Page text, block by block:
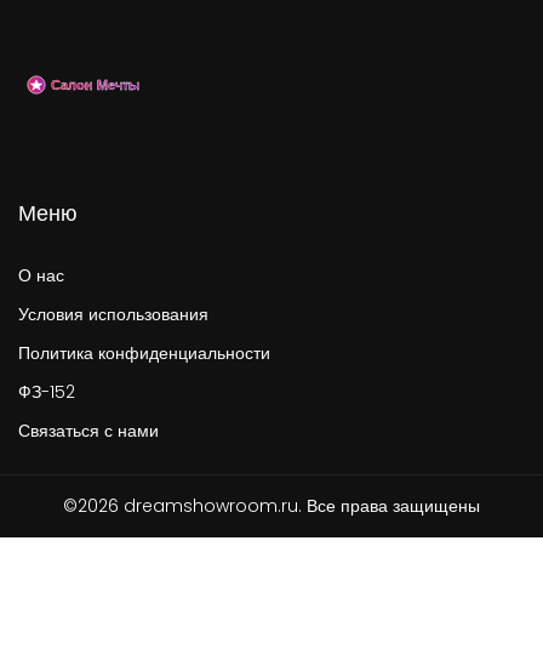
Меню
О нас
Условия использования
Политика конфиденциальности
ФЗ-152
Связаться с нами
©2026 dreamshowroom.ru. Все права защищены